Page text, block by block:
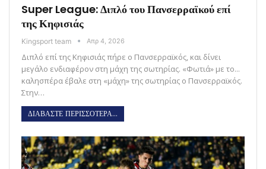
Super League: Διπλό του Πανσερραϊκού επί
της Κηφισιάς
Kingsport team Απρ 4, 2026
Διπλό επί της Κηφισιάς πήρε ο Πανσερραϊκός, και δίνει
μεγάλο ενδιαφέρον στη μάχη της σωτηρίας. «Φωτιά» με το...
καλησπέρα έβαλε στη «μάχη» της σωτηρίας ο Πανσερραϊκός.
Στην…
ΔΙΑΒΑΣΤΕ ΠΕΡΙΣΣΟΤΕΡΑ...